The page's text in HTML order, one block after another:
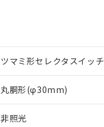
ツマミ形セレクタスイッチ
丸胴形(φ30mm)
非照光